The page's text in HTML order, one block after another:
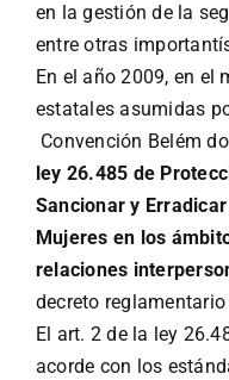
en la gestión de la
entre otras
En el año 2009, en el
estatales asumidas
Convención Belém
ley 26.485 de
Sancionar y
Mujeres en los
relaciones
decreto
El art. 2 de la ley
acorde con los